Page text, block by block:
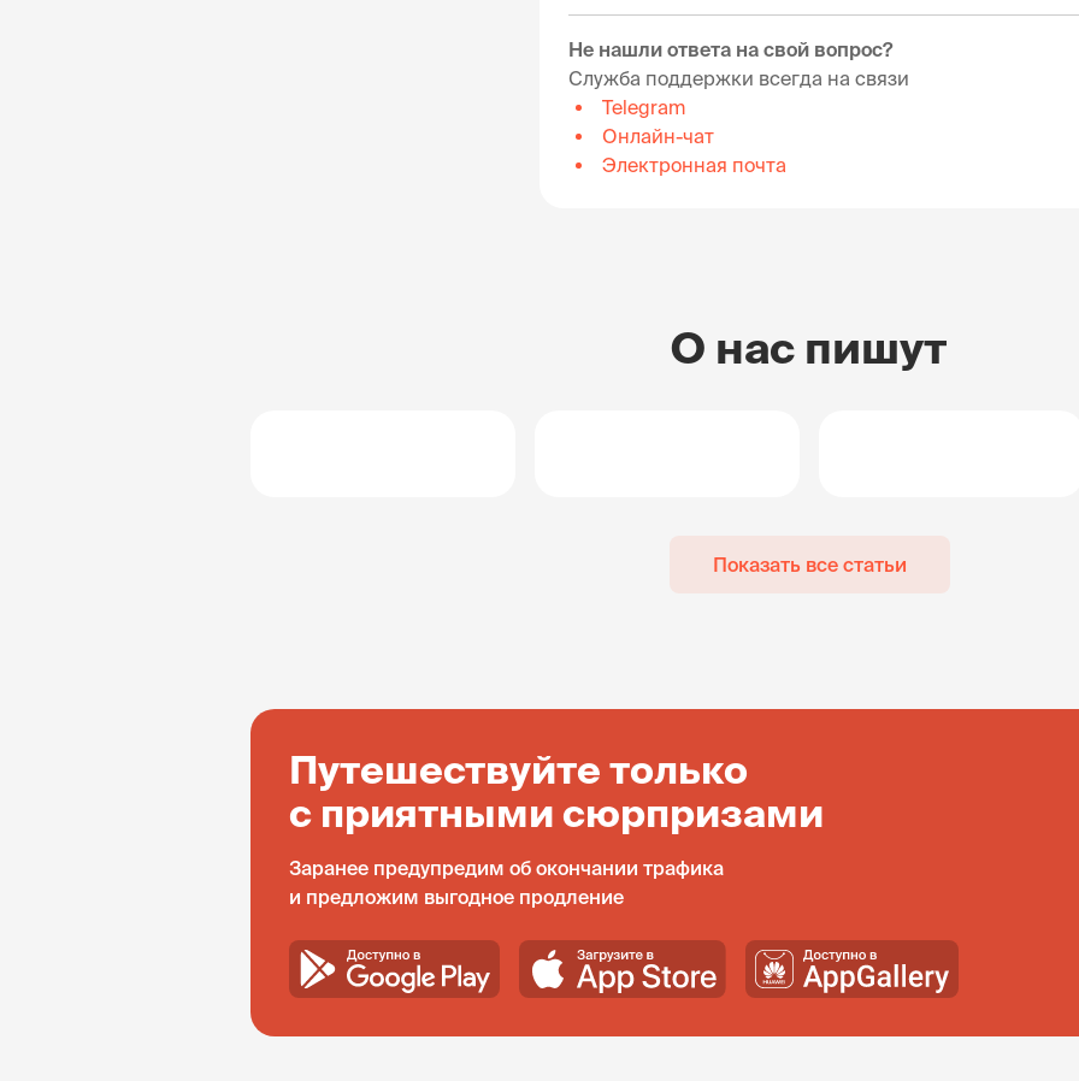
Не нашли ответа на свой вопрос?
Служба поддержки всегда на связи
Telegram
Онлайн-чат
Электронная почта
О нас пишут
Показать все статьи
Путешествуйте только
с приятными сюрпризами
Заранее предупредим об окончании трафика
и предложим выгодное продление